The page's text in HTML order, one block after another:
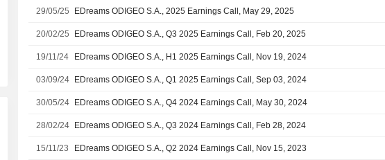
29/05/25 EDreams ODIGEO S.A., 2025 Earnings Call, May 29, 2025
20/02/25 EDreams ODIGEO S.A., Q3 2025 Earnings Call, Feb 20, 2025
19/11/24 EDreams ODIGEO S.A., H1 2025 Earnings Call, Nov 19, 2024
03/09/24 EDreams ODIGEO S.A., Q1 2025 Earnings Call, Sep 03, 2024
30/05/24 EDreams ODIGEO S.A., Q4 2024 Earnings Call, May 30, 2024
28/02/24 EDreams ODIGEO S.A., Q3 2024 Earnings Call, Feb 28, 2024
15/11/23 EDreams ODIGEO S.A., Q2 2024 Earnings Call, Nov 15, 2023